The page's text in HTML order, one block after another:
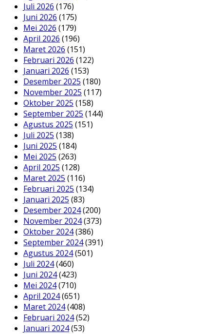
Juli 2026 (176)
Juni 2026 (175)
Mei 2026 (179)
April 2026 (196)
Maret 2026 (151)
Februari 2026 (122)
Januari 2026 (153)
Desember 2025 (180)
November 2025 (117)
Oktober 2025 (158)
September 2025 (144)
Agustus 2025 (151)
Juli 2025 (138)
Juni 2025 (184)
Mei 2025 (263)
April 2025 (128)
Maret 2025 (116)
Februari 2025 (134)
Januari 2025 (83)
Desember 2024(200)
November 2024(373)
Oktober 2024(386)
September 2024(391)
Agustus 2024(501)
Juli 2024(460)
Juni 2024(423)
Mei 2024(710)
April 2024(651)
Maret 2024(408)
Februari 2024(52)
Januari 2024(53)